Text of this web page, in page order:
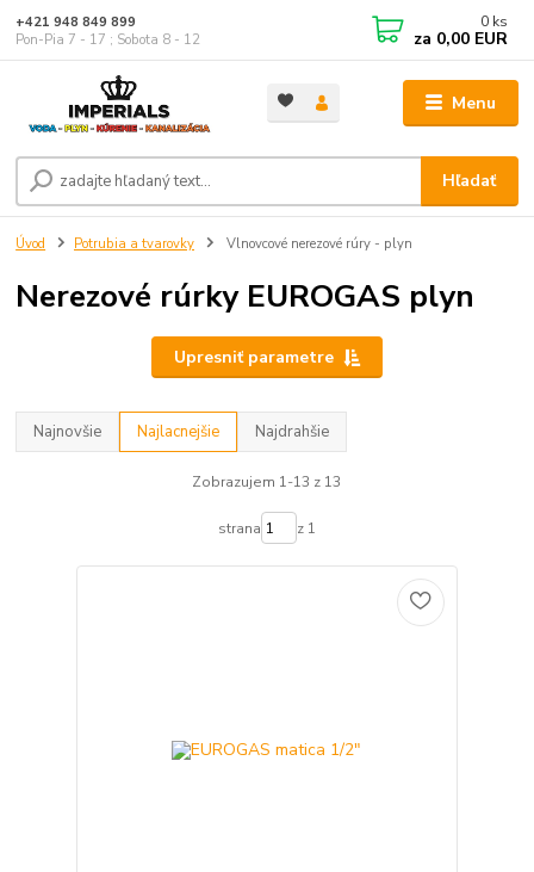
Menu
Hľadať
+421 948 849 899
Pon-Pia 7 - 17 ; Sobota 8 - 12
0 ks
za 0,00 EUR
Úvod Potrubia a tvarovky Vlnovcové nerezové rúry - plyn
Nerezové rúrky EUROGAS plyn
Upresniť parametre
Najnovšie Najlacnejšie Najdrahšie
Zobrazujem 1-13 z 13
strana z 1